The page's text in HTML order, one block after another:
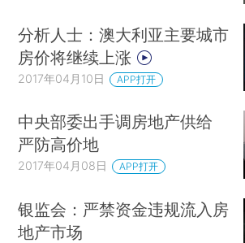
分析人士：澳大利亚主要城市
房价将继续上涨
2017年04月10日 APP打开
中央部委出手调房地产供给
严防高价地
2017年04月08日 APP打开
银监会：严禁资金违规流入房
地产市场